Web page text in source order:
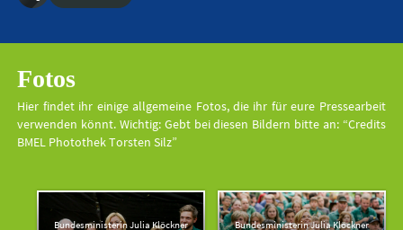
Fotos
Hier findet ihr einige allgemeine Fotos, die ihr für eure Pressearbeit
verwenden könnt. Wichtig: Gebt bei diesen Bildern bitte an: “Credits
BMEL Photothek Torsten Silz”
Bundesministerin Julia Klöckner
Bundesministerin Julia Klöckner